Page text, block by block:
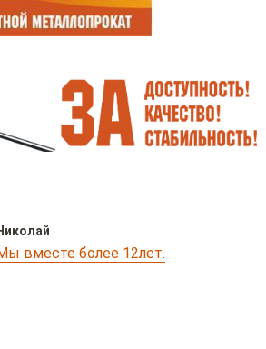
вместе более 12лет.